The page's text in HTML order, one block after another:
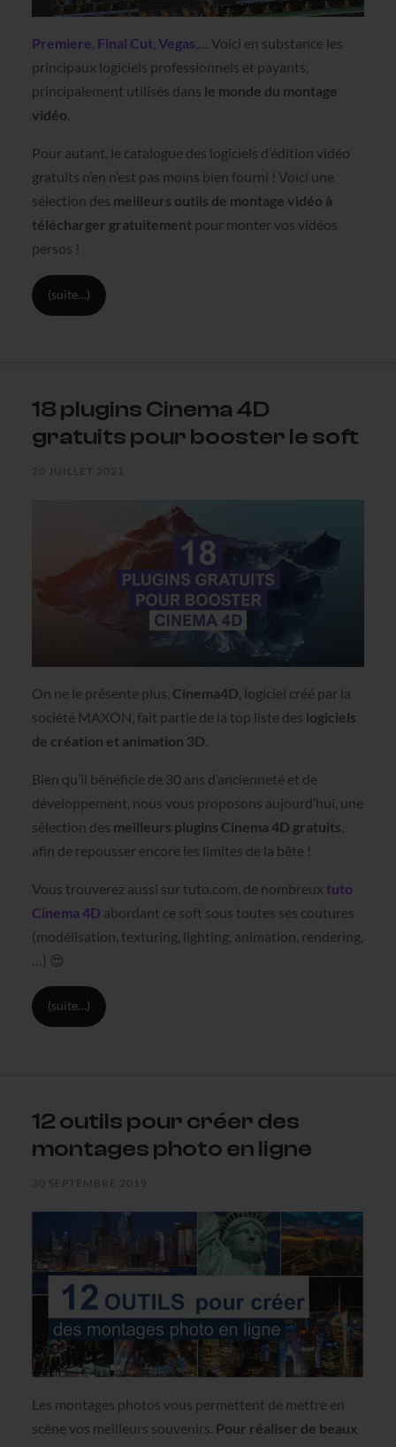
Premiere, Final Cut, Vegas,… Voici en substance les
principaux logiciels professionnels et payants,
principalement utilisés dans le monde du montage
vidéo.
Pour autant, le catalogue des logiciels d’édition vidéo
gratuits n’en n’est pas moins bien fourni ! Voici une
sélection des meilleurs outils de montage vidéo à
télécharger gratuitement pour monter vos vidéos
persos !
(suite…)
18 plugins Cinema 4D
gratuits pour booster le soft
20 JUILLET 2021
On ne le présente plus, Cinema4D , logiciel créé par la
société MAXON, fait partie de la top liste des logiciels
de création et animation 3D
Bien qu’il bénéficie de 30 ans d’ancienneté et de
développement, nous vous proposons aujourd’hui, une
sélection des meilleurs plugins Cinema 4D gratuits
afin de repousser encore les limites de la bête !
Vous trouverez aussi sur tuto.com, de nombreux tuto
Cinema 4D abordant ce soft sous toutes ses coutures
(modélisation, texturing, lighting, animation, rendering,
…) 😍
(suite…)
12 outils pour créer des
montages photo en ligne
30 SEPTEMBRE 2019
Les montages photos vous permettent de mettre en
scène vos meilleurs souvenirs. Pour réaliser de beaux